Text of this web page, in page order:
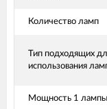
Количество ламп
Тип подходящих
использования
Мощность 1 лампы